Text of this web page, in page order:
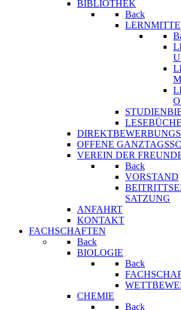
BIBLIOTHEK
Back
OFFENE
VEREIN DER
Back
VORSTAND
SATZUNG
ANFAHRT
KONTAKT
FACHSCHAFTEN
Back
BIOLOGIE
Back
CHEMIE
Back